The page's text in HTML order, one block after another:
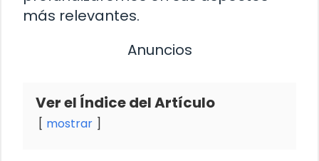
más relevantes.
Anuncios
Ver el Índice del Artículo
mostrar